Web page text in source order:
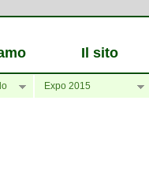
Il sito
Expo 2015